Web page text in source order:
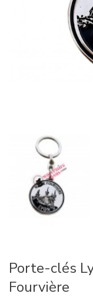
Porte-clés
Fourvière